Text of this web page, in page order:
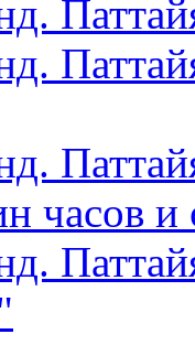
часов